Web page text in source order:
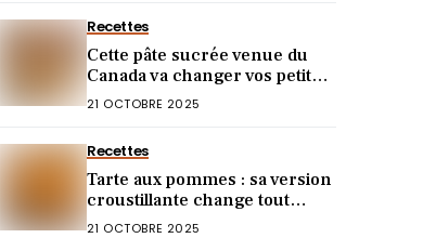
Recettes
Cette pâte sucrée venue du
Canada va changer vos petits-
déjeuners !
21 OCTOBRE 2025
Recettes
Tarte aux pommes : sa version
croustillante change tout
(vous allez l’adorer)
21 OCTOBRE 2025